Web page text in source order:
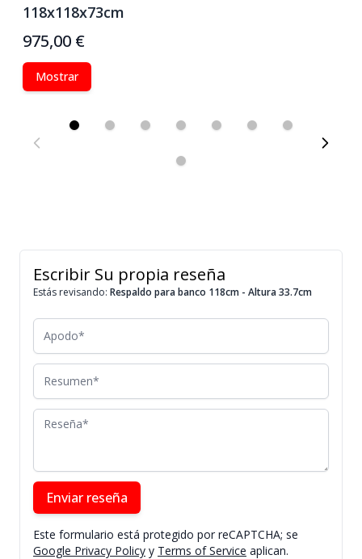
118x118x73cm
975,00 €
Mostrar
Escribir Su propia reseña
Estás revisando: Respaldo para banco 118cm - Altura 33.7cm
Apodo
Resumen
Reseña
Enviar reseña
Este formulario está protegido por reCAPTCHA; se
Google Privacy Policy y Terms of Service aplican.